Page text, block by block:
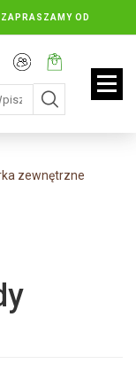
OD
8.30 DO 13.00
Moje
konto
Twój
koszyk:
jest
pusty
zewnętrzne